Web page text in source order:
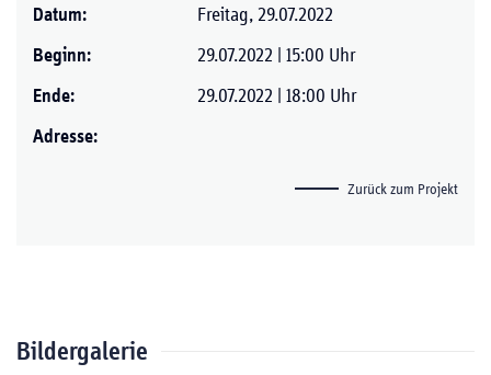
Datum:
Freitag, 29.07.2022
Beginn:
29.07.2022 | 15:00 Uhr
Ende:
29.07.2022 | 18:00 Uhr
Adresse:
Zurück zum Projekt
Bildergalerie